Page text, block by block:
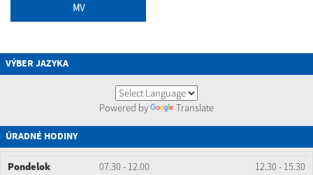
MV
VÝBER JAZYKA
Powered by Translate
ÚRADNÉ HODINY
Pondelok 07.30 - 12.00
12.30 - 15.30